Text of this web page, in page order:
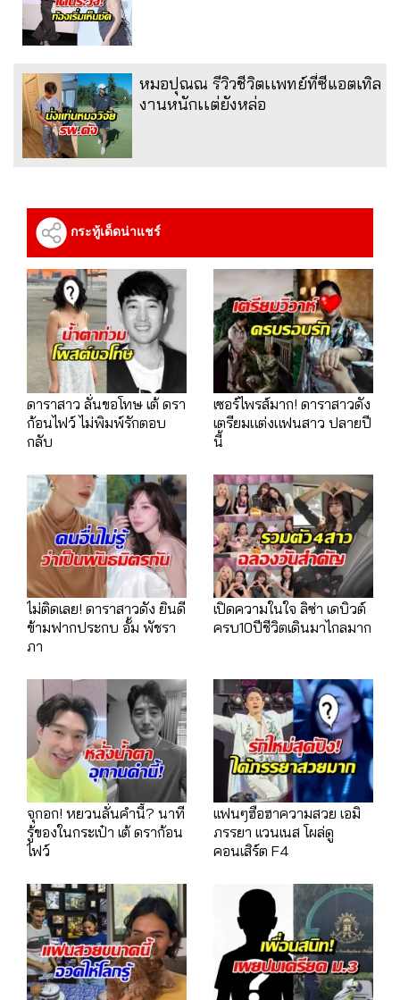
หมอปุณณ รีวิวชีวิตเเพทย์ที่ซีแอตเทิล
งานหนักเเต่ยังหล่อ
กระทู้เด็ดน่าแชร์
ดาราสาว ลั่นขอโทษ เต้ ดรา
ก้อนไฟว์ ไม่พิมพ์รักตอบ
กลับ
เซอร์ไพรส์มาก! ดาราสาวดัง
เตรียมแต่งแฟนสาว ปลายปี
นี้
ไม่ติดเลย! ดาราสาวดัง ยินดี
ข้ามฟากประกบ อั้ม พัชรา
ภา
เปิดความในใจ ลิซ่า เดบิวต์
ครบ10ปีชีวิตเดินมาไกลมาก
จุกอก! หยวนลั่นคำนี้? นาที
รู้ของในกระเป๋า เต้ ดราก้อน
ไฟว์
เเฟนๆฮือฮาความสวย เอมิ
ภรรยา เเวนเนส โผล่ดู
คอนเสิร์ต F4